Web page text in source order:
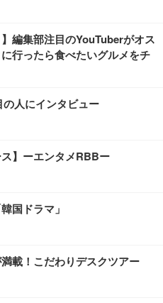
】編集部注目のYouTuberがオス
行ったら食べたいグルメをチ
の人にインタビュー
ス】ーエンタメRBBー
国ドラマ」
載！こだわりデスクツアー